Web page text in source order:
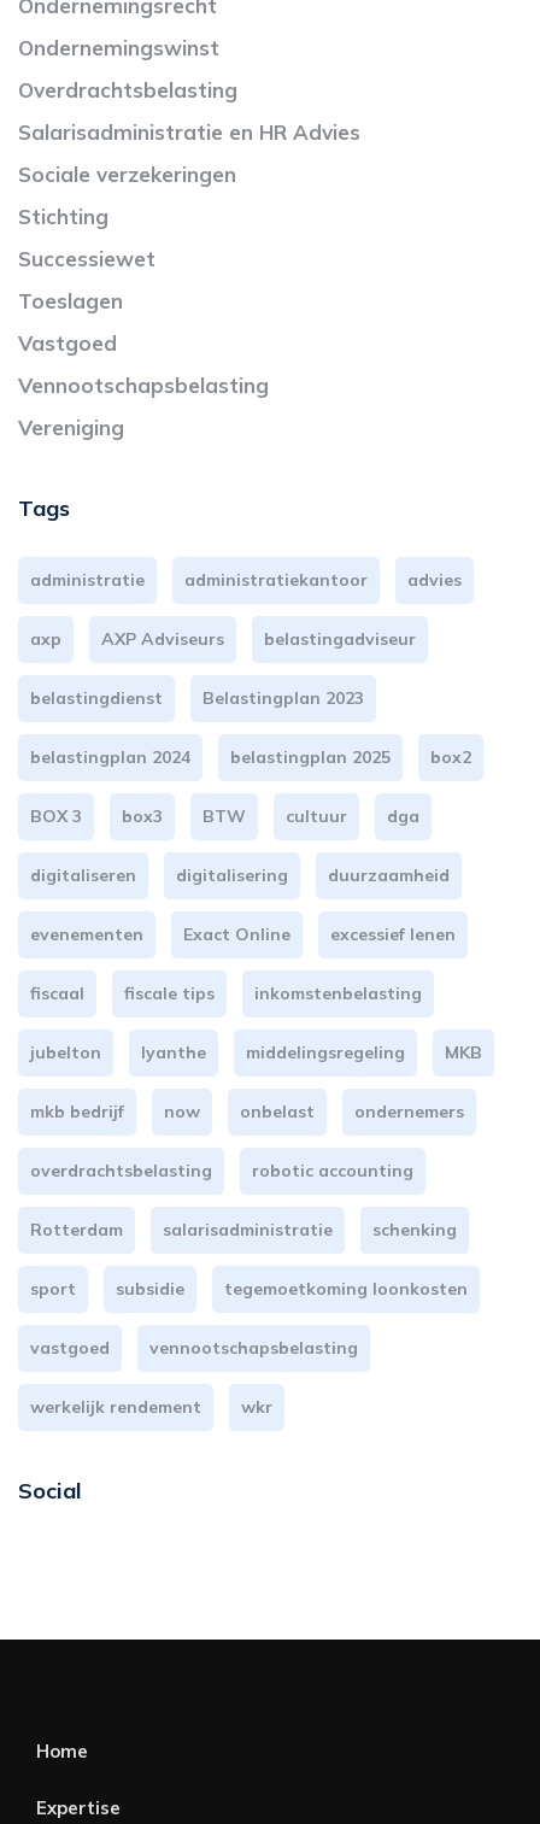
Ondernemingsrecht
Ondernemingswinst
Overdrachtsbelasting
Salarisadministratie en HR Advies
Sociale verzekeringen
Stichting
Successiewet
Toeslagen
Vastgoed
Vennootschapsbelasting
Vereniging
Tags
administratie administratiekantoor advies
axp AXP Adviseurs belastingadviseur
belastingdienst Belastingplan 2023
belastingplan 2024 belastingplan 2025 box2
BOX 3 box3 BTW cultuur dga
digitaliseren digitalisering duurzaamheid
evenementen Exact Online excessief lenen
fiscaal fiscale tips inkomstenbelasting
jubelton lyanthe middelingsregeling MKB
mkb bedrijf now onbelast ondernemers
overdrachtsbelasting robotic accounting
Rotterdam salarisadministratie schenking
sport subsidie tegemoetkoming loonkosten
vastgoed vennootschapsbelasting
werkelijk rendement wkr
Social
Home
Expertise